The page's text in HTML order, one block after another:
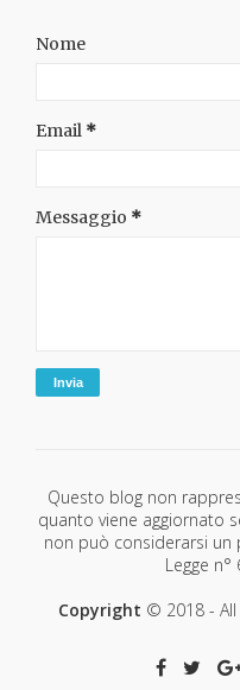
Nome
Email *
Messaggio *
Questo blog non
quanto viene aggiornato
non può considerarsi
Legge
Copyright © 2018 - All